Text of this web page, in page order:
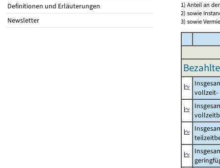
Definitionen und Erläuterungen
Newsletter
1) Anteil an
2) sowie
3) sowie
vollzeit-